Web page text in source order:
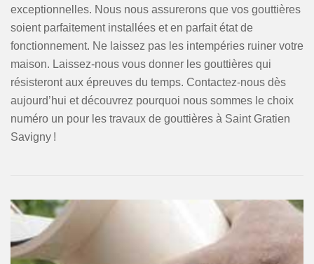
exceptionnelles. Nous nous assurerons que vos gouttières
soient parfaitement installées et en parfait état de
fonctionnement. Ne laissez pas les intempéries ruiner votre
maison. Laissez-nous vous donner les gouttières qui
résisteront aux épreuves du temps. Contactez-nous dès
aujourd’hui et découvrez pourquoi nous sommes le choix
numéro un pour les travaux de gouttières à Saint Gratien
Savigny !